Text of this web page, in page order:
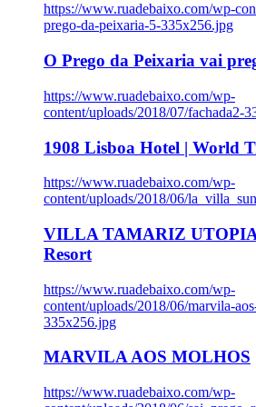
https://www.ruadebaixo.com/wp-
prego-da-peixaria-5-335x256.jpg
O Prego da Peixaria vai
https://www.ruadebaixo.com/wp-
content/uploads/2018/07/fachada2-
1908 Lisboa Hotel | World
https://www.ruadebaixo.com/wp-
content/uploads/2018/06/
VILLA TAMARIZ UTOPIA
Resort
https://www.ruadebaixo.com/wp-
content/uploads/2018/06/marvila-
335x256.jpg
MARVILA AOS MOLHOS
https://www.ruadebaixo.com/wp-